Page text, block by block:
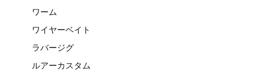
ワーム
ワイヤーベイト
ラバージグ
ルアーカスタム